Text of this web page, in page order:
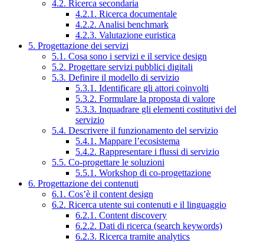
4.2. Ricerca secondaria
4.2.1. Ricerca documentale
4.2.2. Analisi benchmark
4.2.3. Valutazione euristica
5. Progettazione dei servizi
5.1. Cosa sono i servizi e il service design
5.2. Progettare servizi pubblici digitali
5.3. Definire il modello di servizio
5.3.1. Identificare gli attori coinvolti
5.3.2. Formulare la proposta di valore
5.3.3. Inquadrare gli elementi costitutivi del
servizio
5.4. Descrivere il funzionamento del servizio
5.4.1. Mappare l’ecosistema
5.4.2. Rappresentare i flussi di servizio
5.5. Co-progettare le soluzioni
5.5.1. Workshop di co-progettazione
6. Progettazione dei contenuti
6.1. Cos’è il content design
6.2. Ricerca utente sui contenuti e il linguaggio
6.2.1. Content discovery
6.2.2. Dati di ricerca (search keywords)
6.2.3. Ricerca tramite analytics